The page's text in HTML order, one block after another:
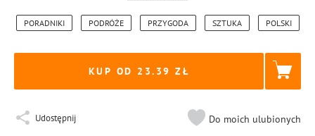
PORADNIKI PODRÓŻE PRZYGODA SZTUKA POLSKI
KUP OD 23.39
Udostępnij Do moich ulubionych